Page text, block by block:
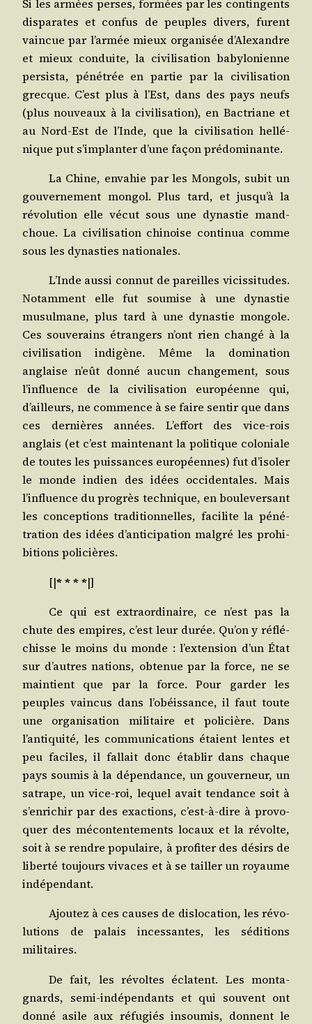
Si les armées perses, for­mées par les contin­gents
dis­pa­rates et confus de peuples divers, furent
vain­cue par l’armée mieux orga­ni­sée d’Alexandre
et mieux conduite, la civi­li­sa­tion baby­lo­nienne
per­sis­ta, péné­trée en par­tie par la civi­li­sa­tion
grecque. C’est plus à l’Est, dans des pays neufs
(plus nou­veaux à la civi­li­sa­tion), en Bac­triane et
au Nord-Est de l’Inde, que la civi­li­sa­tion hel­lé­
nique put s’implanter d’une façon prédominante.
La Chine, enva­hie par les Mon­gols, subit un
gou­ver­ne­ment mon­gol. Plus tard, et jusqu’à la
révo­lu­tion elle vécut sous une dynas­tie mand­
choue. La civi­li­sa­tion chi­noise conti­nua comme
sous les dynas­ties nationales.
L’Inde aus­si connut de pareilles vicis­si­tudes.
Notam­ment elle fut sou­mise à une dynas­tie
musul­mane, plus tard à une dynas­tie mon­gole.
Ces sou­ve­rains étran­gers n’ont rien chan­gé à la
civi­li­sa­tion indi­gène. Même la domi­na­tion
anglaise n’eût don­né aucun chan­ge­ment, sous
l’influence de la civi­li­sa­tion euro­péenne qui,
d’ailleurs, ne com­mence à se faire sen­tir que dans
ces der­nières années. L’effort des vice-rois
anglais (et c’est main­te­nant la poli­tique colo­niale
de toutes les puis­sances euro­péennes) fut d’isoler
le monde indien des idées occi­den­tales. Mais
l’influence du pro­grès tech­nique, en bou­le­ver­sant
les concep­tions tra­di­tion­nelles, faci­lite la péné­
tra­tion des idées d’anticipation mal­gré les pro­hi­
bi­tions policières.
[|* * * *|]
Ce qui est extra­or­di­naire, ce n’est pas la
chute des empires, c’est leur durée. Qu’on y réflé­
chisse le moins du monde : l’extension d’un État
sur d’autres nations, obte­nue par la force, ne se
main­tient que par la force. Pour gar­der les
peuples vain­cus dans l’obéissance, il faut toute
une orga­ni­sa­tion mili­taire et poli­cière. Dans
l’antiquité, les com­mu­ni­ca­tions étaient lentes et
peu faciles, il fal­lait donc éta­blir dans chaque
pays sou­mis à la dépen­dance, un gou­ver­neur, un
satrape, un vice-roi, lequel avait ten­dance soit à
s’enrichir par des exac­tions, c’est-à-dire à pro­vo­
quer des mécon­ten­te­ments locaux et la révolte,
soit à se rendre popu­laire, à pro­fi­ter des dési­rs de
liber­té tou­jours vivaces et à se tailler un royaume
indépendant.
Ajou­tez à ces causes de dis­lo­ca­tion, les révo­
lu­tions de palais inces­santes, les sédi­tions
militaires.
De fait, les révoltes éclatent. Les mon­ta­
gnards, semi-indé­pen­dants et qui sou­vent ont
don­né asile aux réfu­giés insou­mis, donnent le